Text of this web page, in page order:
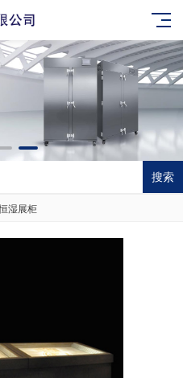
搜索
湿展柜